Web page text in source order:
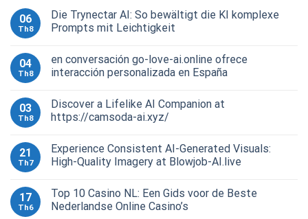
06
Th8
Die Trynectar AI: So bewältigt die KI komplexe
Prompts mit Leichtigkeit
04
Th8
en conversación go-love-ai.online ofrece
interacción personalizada en España
03
Th8
Discover a Lifelike AI Companion at
https://camsoda-ai.xyz/
21
Th7
Experience Consistent AI-Generated Visuals:
High-Quality Imagery at Blowjob-AI.live
17
Th6
Top 10 Casino NL: Een Gids voor de Beste
Nederlandse Online Casino’s